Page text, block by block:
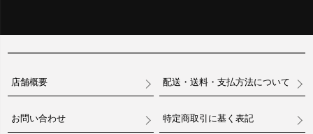
店舗概要 配送・送料・支払方法について
お問い合わせ 特定商取引に基く表記